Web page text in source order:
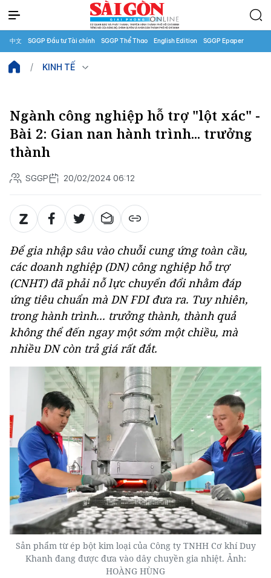
中文 SGGP Đầu tư Tài chính SGGP Thể Thao English Edition SGGP Epaper
KINH TẾ
Ngành công nghiệp hỗ trợ "lột xác" -
Bài 2: Gian nan hành trình... trưởng
thành
SGGP 20/02/2024 06:12
Để gia nhập sâu vào chuỗi cung ứng toàn cầu,
các doanh nghiệp (DN) công nghiệp hỗ trợ
(CNHT) đã phải nỗ lực chuyển đổi nhằm đáp
ứng tiêu chuẩn mà DN FDI đưa ra. Tuy nhiên,
trong hành trình... trưởng thành, thành quả
không thể đến ngay một sớm một chiều, mà
nhiều DN còn trả giá rất đắt.
Sản phẩm từ ép bột kim loại của Công ty TNHH Cơ khí Duy
Khanh đang được đưa vào dây chuyền gia nhiệt. Ảnh:
HOÀNG HÙNG